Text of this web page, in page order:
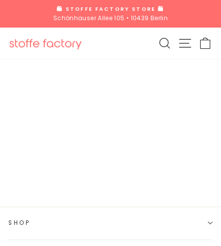
Inhalt
Pause
🛍️ STOFFE FACTORY STORE 🛍️
Schönhauser Allee 105 • 10439 Berlin
SUCHE
SHOP